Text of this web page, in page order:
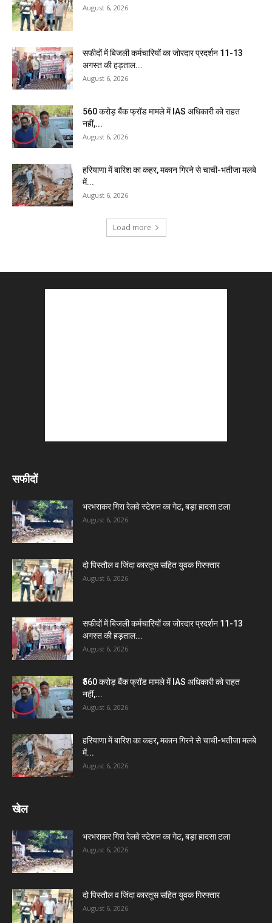
August 6, 2026
सफीदों में बिजली कर्मचारियों का जोरदार प्रदर्शन 11-13
अगस्त की हड़ताल...
August 6, 2026
₹560 करोड़ बैंक फ्रॉड मामले में IAS अधिकारी को राहत
नहीं,...
August 6, 2026
हरियाणा में बारिश का कहर, मकान गिरने से चाची-भतीजा मलबे
में...
August 6, 2026
Load more
सफीदों
भरभराकर गिरा रेलवे स्टेशन का गेट, बड़ा हादसा टला
August 6, 2026
दो पिस्तौल व जिंदा कारतूस सहित युवक गिरफ्तार
August 6, 2026
सफीदों में बिजली कर्मचारियों का जोरदार प्रदर्शन 11-13
अगस्त की हड़ताल...
August 6, 2026
₹560 करोड़ बैंक फ्रॉड मामले में IAS अधिकारी को राहत
नहीं,...
August 6, 2026
हरियाणा में बारिश का कहर, मकान गिरने से चाची-भतीजा मलबे
में...
August 6, 2026
खेल
भरभराकर गिरा रेलवे स्टेशन का गेट, बड़ा हादसा टला
August 6, 2026
दो पिस्तौल व जिंदा कारतूस सहित युवक गिरफ्तार
August 6, 2026